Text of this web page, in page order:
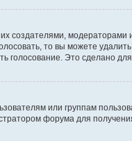
создателями,
то вы можете
голосование. Это сделано
или группам
форума для